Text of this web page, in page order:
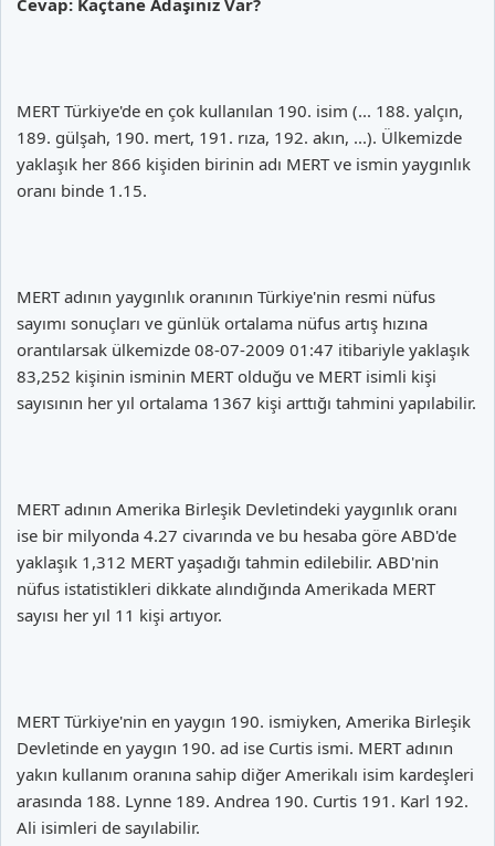
MERT Türkiye'de en çok kullanılan 190. isim (... 188. yalçın,
189. gülşah, 190. mert, 191. rıza, 192. akın, ...). Ülkemizde
yaklaşık her 866 kişiden birinin adı MERT ve ismin yaygınlık
oranı binde 1.15.
MERT adının yaygınlık oranının Türkiye'nin resmi nüfus
sayımı sonuçları ve günlük ortalama nüfus artış hızına
orantılarsak ülkemizde 08-07-2009 01:47 itibariyle yaklaşık
83,252 kişinin isminin MERT olduğu ve MERT isimli kişi
sayısının her yıl ortalama 1367 kişi arttığı tahmini yapılabilir.
MERT adının Amerika Birleşik Devletindeki yaygınlık oranı
ise bir milyonda 4.27 civarında ve bu hesaba göre ABD'de
yaklaşık 1,312 MERT yaşadığı tahmin edilebilir. ABD'nin
nüfus istatistikleri dikkate alındığında Amerikada MERT
sayısı her yıl 11 kişi artıyor.
MERT Türkiye'nin en yaygın 190. ismiyken, Amerika Birleşik
Devletinde en yaygın 190. ad ise Curtis ismi. MERT adının
yakın kullanım oranına sahip diğer Amerikalı isim kardeşleri
arasında 188. Lynne 189. Andrea 190. Curtis 191. Karl 192.
Ali isimleri de sayılabilir.